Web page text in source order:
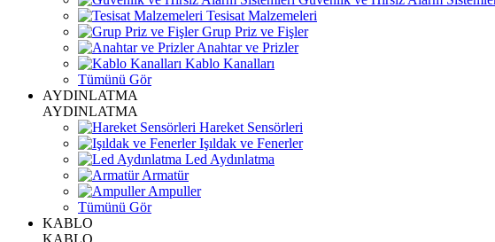
Tesisat Malzemeleri
Grup Priz ve Fişler
Anahtar ve Prizler
Kablo Kanalları
Tümünü Gör
AYDINLATMA
AYDINLATMA
Hareket Sensörleri
Işıldak ve Fenerler
Led Aydınlatma
Armatür
Ampuller
Tümünü Gör
KABLO
KABLO